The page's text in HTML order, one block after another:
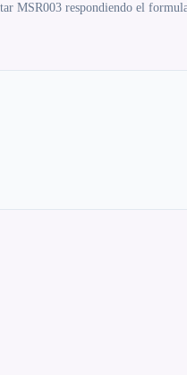
MSR003 respondiendo el